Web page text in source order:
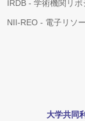
IRDB - 学術機関リ
NII-REO - 電子リソ
大学共同